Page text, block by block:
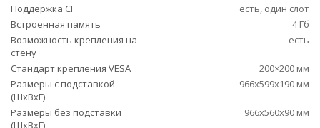
Поддержка CI
есть, один слот
Встроенная память
4 Гб
Возможность крепления на
стену
есть
Стандарт крепления VESA
200×200 мм
Размеры с подставкой
(ШxВxГ)
966x599x190 мм
Размеры без подставки
(ШxВxГ)
966x560x90 мм